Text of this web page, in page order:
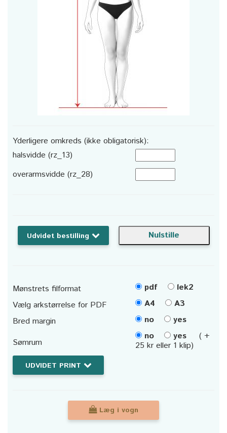
Yderligere omkreds (ikke obligatorisk):
halsvidde (rz_13)
overarmsvidde (rz_28)
Udvidet bestilling
Mønstrets filformat pdf
lek2
Vælg arkstørrelse for PDF
A4
A3
Bred margin
no
yes
Sømrum
no yes
( +
25 kr eller 1 klip)
UDVIDET PRINT
Læg i vogn